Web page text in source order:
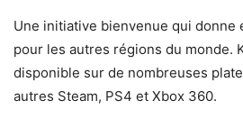
Une initiative bienvenue qui donne
pour les autres régions du monde.
disponible sur de nombreuses
autres Steam, PS4 et Xbox 360.